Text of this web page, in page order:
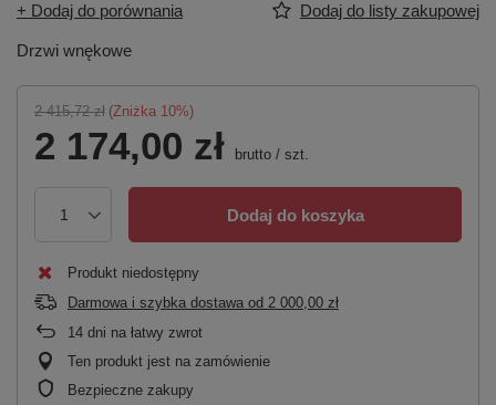
+ Dodaj do porównania Dodaj do listy zakupowej
Drzwi wnękowe
2 415,72 zł (Zniżka 10%)
2 174,00 zł brutto / szt.
Dodaj do koszyka
Produkt niedostępny
Darmowa i szybka dostawa od 2 000,00 zł
14 dni na łatwy zwrot
Ten produkt jest na zamówienie
Bezpieczne zakupy